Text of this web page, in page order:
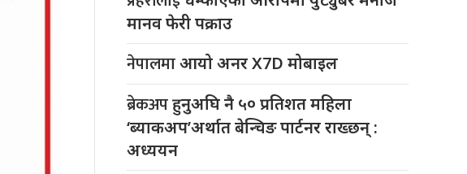
मानव फेरी पक्राउ
नेपालमाआयो अनर X7D मोबाइल
ब्रेकअपहुनुअघि नै ५० प्रतिशत महिला
‘ब्याकअप’अर्थात बेन्चिङ पार्टनर राख्छन् :
अध्ययन